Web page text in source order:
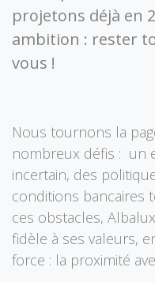
projetons déjà en
ambition : rester
vous !
Nous tournons la
nombreux défis : un
incertain, des
conditions bancaires
ces obstacles,
fidèle à ses valeurs,
force : la proximité